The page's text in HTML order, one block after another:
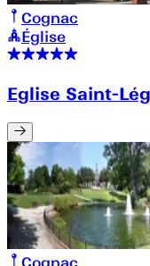
Cognac
Église
Eglise Saint-